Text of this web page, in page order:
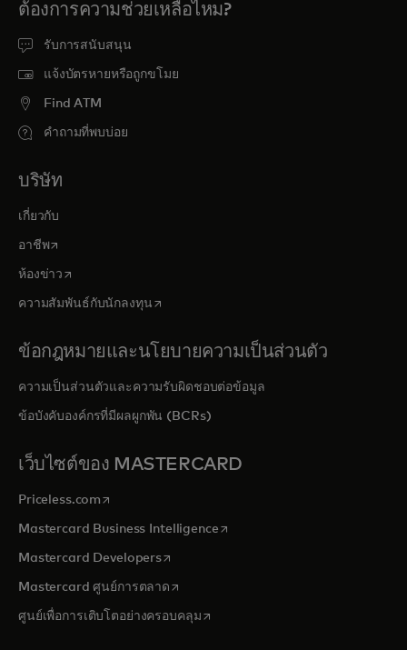
ต้องการความช่วยเหลือไหม?
รับการสนับสนุน
แจ้งบัตรหายหรือถูกขโมย
Find ATM
คำถามที่พบบ่อย
บริษัท
เกี่ยวกับ
อาชีพopens in a new tab
ห้องข่าว opens in a new tab
ความสัมพันธ์กับนักลงทุนopens in a new tab
ข้อกฎหมายและนโยบายความเป็นส่วนตัว
ความเป็นส่วนตัวและความรับผิดชอบต่อข้อมูล
ข้อบังคับองค์กรที่มีผลผูกพัน (BCRs)
เว็บไซต์ของ MASTERCARD
Priceless.com opens in a new tab
Mastercard Business Intelligenceopens in a new tab
Mastercard Developersopens in a new tab
Mastercard ศูนย์การตลาด opens in a new tab
ศูนย์เพื่อการเติบโตอย่างครอบคลุมopens in a new tab